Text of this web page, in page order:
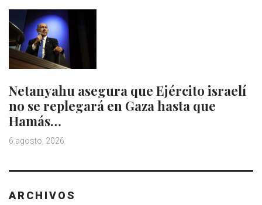
Netanyahu asegura que Ejército israelí
no se replegará en Gaza hasta que
Hamás…
6 agosto, 2026
ARCHIVOS